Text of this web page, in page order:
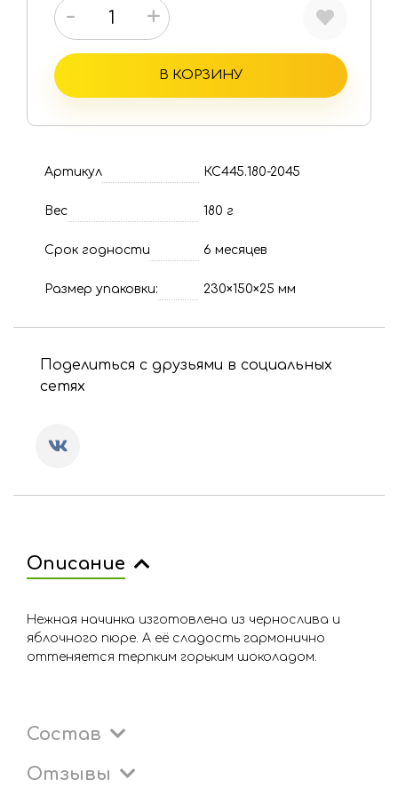
- +
В КОРЗИНУ
Артикул КС445.180-2045
Вес 180 г
Срок годности 6 месяцев
Размер упаковки: 230×150×25 мм
Поделиться с друзьями в социальных
сетях
Описание
Нежная начинка изготовлена из чернослива и
яблочного пюре. А её сладость гармонично
оттеняется терпким горьким шоколадом.
Состав
Отзывы